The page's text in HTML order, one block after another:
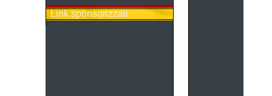
Link sponsorizzati